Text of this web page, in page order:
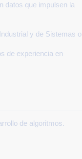
datos que impulsen la
y de Sistemas o
de experiencia en
de algoritmos.